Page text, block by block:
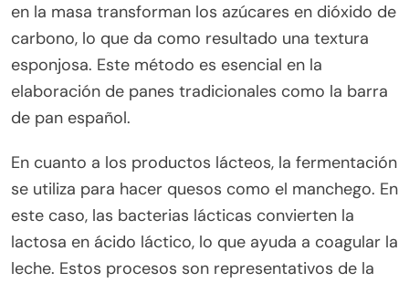
en la masa transforman los azúcares en dióxido de
carbono, lo que da como resultado una textura
esponjosa. Este método es esencial en la
elaboración de panes tradicionales como la barra
de pan español.
En cuanto a los productos lácteos, la fermentación
se utiliza para hacer quesos como el manchego. En
este caso, las bacterias lácticas convierten la
lactosa en ácido láctico, lo que ayuda a coagular la
leche. Estos procesos son representativos de la